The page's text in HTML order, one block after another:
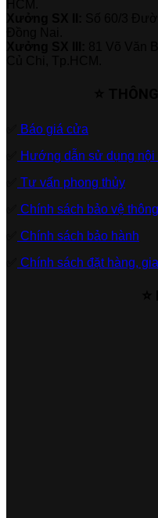
Báo giá cửa
Hướng dẫn sử dụng nội
Tư vấn phong thủy
Chính sách bảo vệ
Chính sách bảo hành
Chính sách đặt hàng,